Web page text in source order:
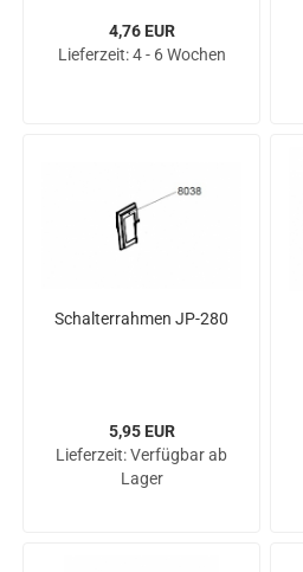
4,76 EUR
Lieferzeit:4 - 6 Wochen
Schal­ter­rah­men JP-​280
5,95 EUR
Lieferzeit:Verfügbar ab
Lager